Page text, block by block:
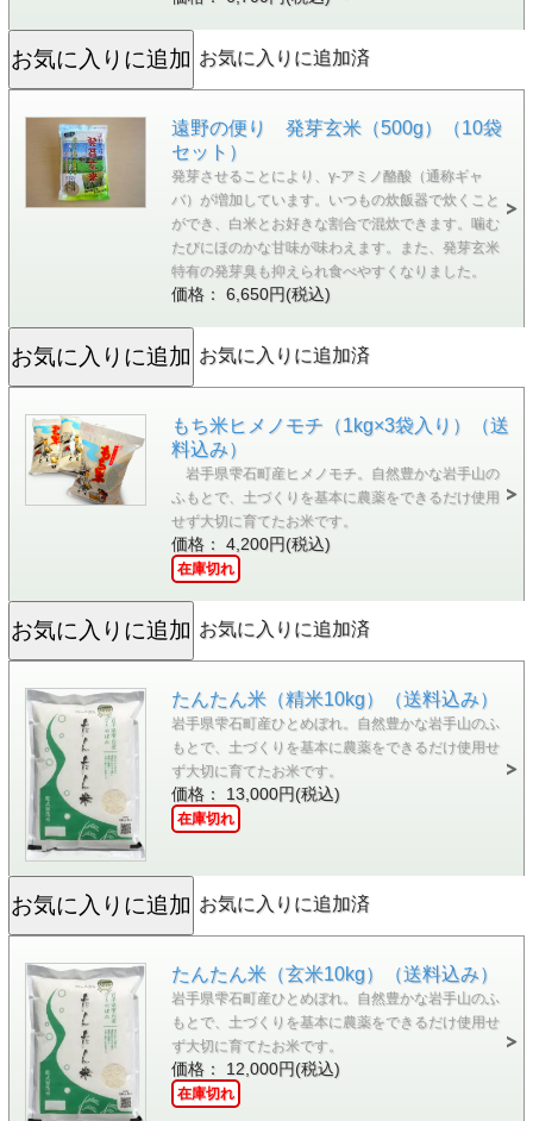
お気に入りに追加済
遠野の便り 発芽玄米（500g）（10袋
セット）
発芽させることにより、γ-アミノ酪酸（通称ギャ
バ）が増加しています。いつもの炊飯器で炊くこと
ができ、白米とお好きな割合で混炊できます。噛む
たびにほのかな甘味が味わえます。また、発芽玄米
特有の発芽臭も抑えられ食べやすくなりました。
価格： 6,650円(税込)
お気に入りに追加済
もち米ヒメノモチ（1kg×3袋入り）（送
料込み）
岩手県雫石町産ヒメノモチ。自然豊かな岩手山の
ふもとで、土づくりを基本に農薬をできるだけ使用
せず大切に育てたお米です。
価格： 4,200円(税込)
在庫切れ
お気に入りに追加済
たんたん米（精米10kg）（送料込み）
岩手県雫石町産ひとめぼれ。自然豊かな岩手山のふ
もとで、土づくりを基本に農薬をできるだけ使用せ
ず大切に育てたお米です。
価格： 13,000円(税込)
在庫切れ
お気に入りに追加済
たんたん米（玄米10kg）（送料込み）
岩手県雫石町産ひとめぼれ。自然豊かな岩手山のふ
もとで、土づくりを基本に農薬をできるだけ使用せ
ず大切に育てたお米です。
価格： 12,000円(税込)
在庫切れ